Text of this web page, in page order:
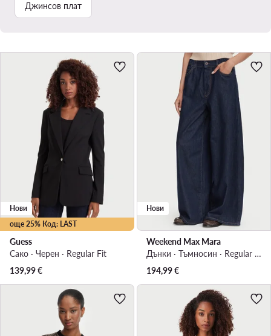
Джинсов плат
още 25% Код: LAST
Нови
Guess
Сако · Черен · Regular Fit
139,99€
Нови
Weekend Max Mara
Дънки · Тъмносин · Regular Fit
194,99€